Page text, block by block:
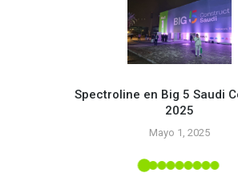
Spectroline en Big 5 Saudi
2025
Mayo 1, 2025